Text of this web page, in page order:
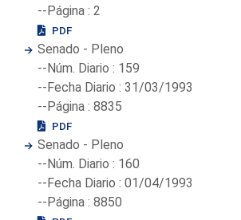
--Página : 2
PDF
Senado - Pleno
--Núm. Diario : 159
--Fecha Diario : 31/03/1993
--Página : 8835
PDF
Senado - Pleno
--Núm. Diario : 160
--Fecha Diario : 01/04/1993
--Página : 8850